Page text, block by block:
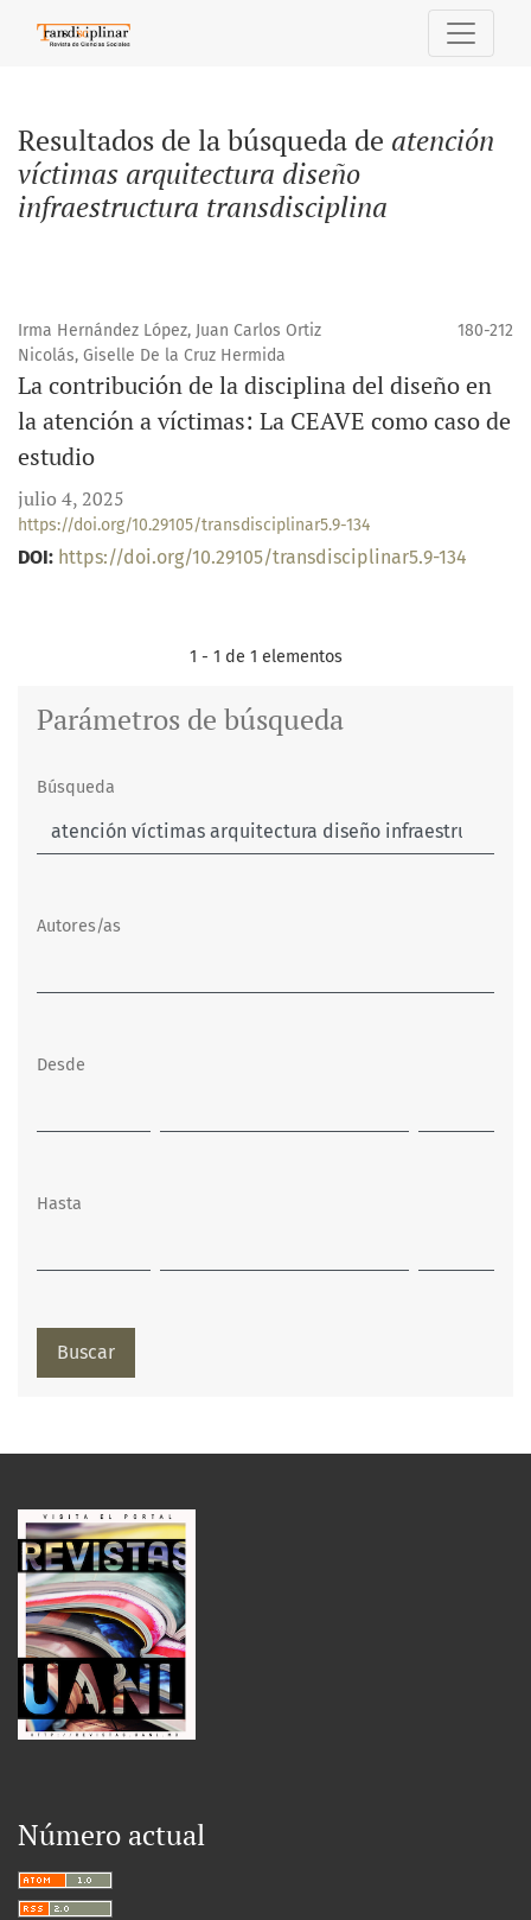
Resultados de la búsqueda de atención
víctimas arquitectura diseño
infraestructura transdisciplina
Irma Hernández López, Juan Carlos Ortiz
Nicolás, Giselle De la Cruz Hermida
180-212
La contribución de la disciplina del diseño en
la atención a víctimas: La CEAVE como caso de
estudio
julio 4, 2025
https://doi.org/10.29105/transdisciplinar5.9-134
DOI: https://doi.org/10.29105/transdisciplinar5.9-134
1 - 1 de 1 elementos
Parámetros de búsqueda
Búsqueda
Autores/as
Desde
Hasta
Buscar
Número actual